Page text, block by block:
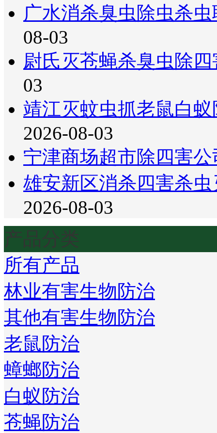
广水消杀臭虫除虫杀
08-03
尉氏灭苍蝇杀臭虫除
03
靖江灭蚊虫抓老鼠白
2026-08-03
宁津商场超市除四害
雄安新区消杀四害杀
2026-08-03
产品分类
所有产品
林业有害生物防治
其他有害生物防治
老鼠防治
蟑螂防治
白蚁防治
苍蝇防治